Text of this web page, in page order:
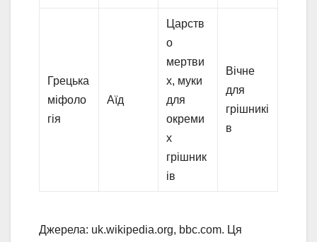
Грецька
міфоло
гія
Аїд
Царств
о
мертви
х, муки
для
окреми
х
грішник
ів
Вічне
для
грішникі
в
Джерела: uk.wikipedia.org, bbc.com. Ця